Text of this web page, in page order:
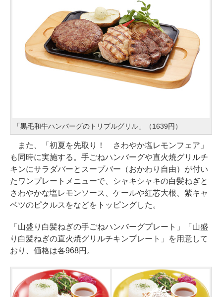
「黒毛和牛ハンバーグのトリプルグリル」（1639円）
また、「初夏を先取り！ さわやか塩レモンフェア」
も同時に実施する。手ごねハンバーグや直火焼グリルチ
キンにサラダバーとスープバー（おかわり自由）が付い
たワンプレートメニューで、シャキシャキの白髪ねぎと
さわやかな塩レモンソース、ケールや紅芯大根、紫キャ
ベツのピクルスをなどをトッピングした。
「山盛り白髪ねぎの手ごねハンバーグプレート」「山盛
り白髪ねぎの直火焼グリルチキンプレート」を用意して
おり、価格は各968円。